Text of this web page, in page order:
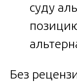
суду
Без